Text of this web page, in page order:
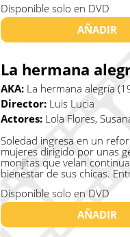
Disponible solo en DVD
AÑADIR
La hermana
AKA: La hermana alegría
Director: Luis Lucia
Actores: Lola Flores,
Soledad ingresa en un
mujeres dirigido por unas
monjitas que velan
bienestar de sus chicas.
Disponible solo en DVD
AÑADIR